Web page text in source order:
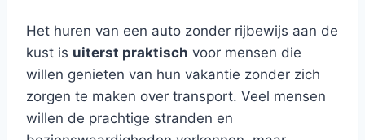
Het huren van een auto zonder rijbewijs aan de
kust is uiterst praktisch voor mensen die
willen genieten van hun vakantie zonder zich
zorgen te maken over transport. Veel mensen
willen de prachtige stranden en